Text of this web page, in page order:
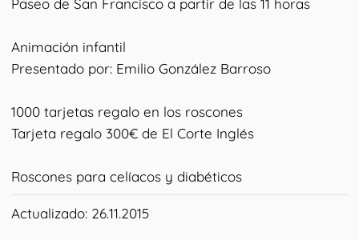
Animación infantil
Presentado por: Emilio González Barroso
1000 tarjetas regalo en los roscones
Tarjeta regalo 300€ de El Corte Inglés
Roscones para celíacos y diabéticos
Actualizado: 26.11.2015